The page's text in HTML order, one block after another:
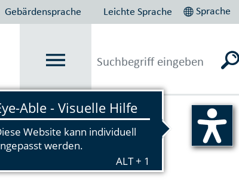
Gebärdensprache Leichte Sprache Sprache
Inte­grations­zentrum